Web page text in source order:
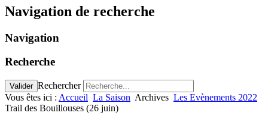
Navigation de recherche
Navigation
Recherche
Valider Rechercher
Vous êtes ici : Accueil La Saison Archives Les Evènements 2022
Trail des Bouillouses (26 juin)